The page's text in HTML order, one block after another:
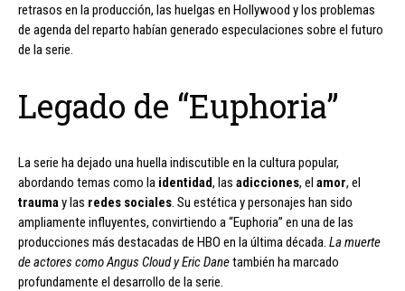
retrasos en la producción, las huelgas en Hollywood y los problemas
de agenda del reparto habían generado especulaciones sobre el futuro
de la serie.
Legado de “Euphoria”
La serie ha dejado una huella indiscutible en la cultura popular,
abordando temas como la identidad, las adicciones, el amor, el
traumay las redes sociales. Su estética y personajes han sido
ampliamente influyentes, convirtiendo a “Euphoria” en una de las
producciones más destacadas de HBO en la última década. La muerte
de actores como Angus Cloud y Eric Danetambién ha marcado
profundamente el desarrollo de la serie.